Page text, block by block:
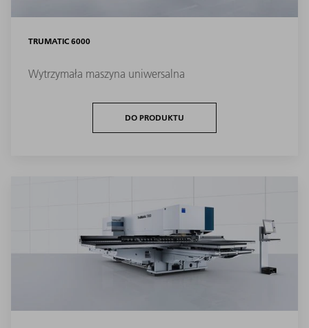
TRUMATIC 6000
Wytrzymała maszyna uniwersalna
DO PRODUKTU